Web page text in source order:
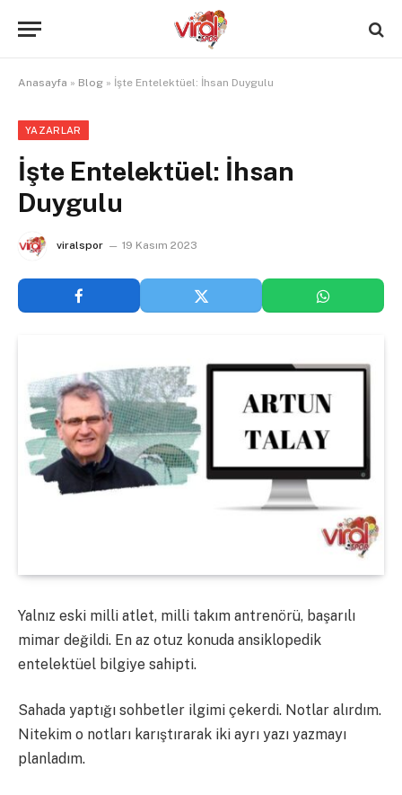
Anasayfa » Blog » İşte Entelektüel: İhsan Duygulu
YAZARLAR
İşte Entelektüel: İhsan
Duygulu
viralspor 19 Kasım 2023
Yalnız eski milli atlet, milli takım antrenörü, başarılı
mimar değildi. En az otuz konuda ansiklopedik
entelektüel bilgiye sahipti.
Sahada yaptığı sohbetler ilgimi çekerdi. Notlar alırdım.
Nitekim o notları karıştırarak iki ayrı yazı yazmayı
planladım.